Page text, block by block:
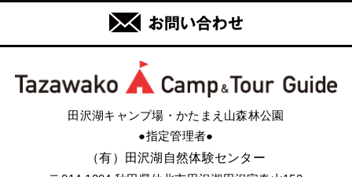
田沢湖キャンプ場・かたまえ山森林公園
●指定管理者●
（有）田沢湖自然体験センター